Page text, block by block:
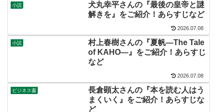
小説
犬丸幸平さんの『最後の皇帝と謎
解きを』をご紹介！あらすじなど
2026.07.08
小説
村上春樹さんの『夏帆―The Tale
of KAHO―』をご紹介！あらすじ
など
2026.07.08
ビジネス書
長倉顕太さんの『本を読む人はう
まくいく』をご紹介！あらすじな
ど